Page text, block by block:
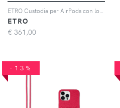
ETRO
€ 361,00
-13%